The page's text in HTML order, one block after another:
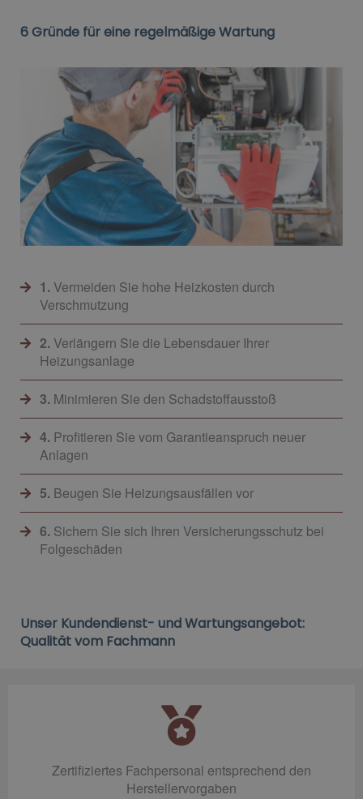
6 Gründe für eine regelmäßige Wartung
1.Vermeiden Sie hohe Heizkosten durch
Verschmutzung
2.Verlängern Sie die Lebensdauer Ihrer
Heizungsanlage
3.Minimieren Sie den Schadstoffausstoß
4.Profitieren Sie vom Garantieanspruch neuer
Anlagen
5.Beugen Sie Heizungsausfällen vor
6.Sichern Sie sich Ihren Versicherungsschutz bei
Folgeschäden
Unser Kundendienst- und Wartungsangebot:
Qualität vom Fachmann
Zertifiziertes Fachpersonal entsprechend den
Herstellervorgaben